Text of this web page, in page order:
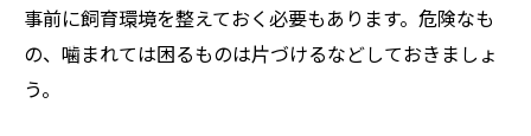
事前に飼育環境を整えておく必要もあります。危険なも
の、噛まれては困るものは片づけるなどしておきましょ
う。